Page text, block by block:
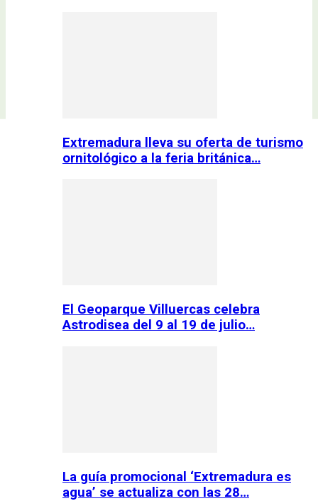
Extremadura lleva su oferta de turismo
ornitológico a la feria británica…
El Geoparque Villuercas celebra
Astrodisea del 9 al 19 de julio…
La guía promocional ‘Extremadura es
agua’ se actualiza con las 28…